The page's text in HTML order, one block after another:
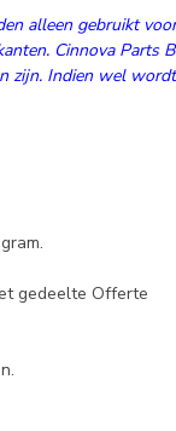
alleen gebruikt voor
Cinnova Parts
zijn. Indien wel
gedeelte Offerte